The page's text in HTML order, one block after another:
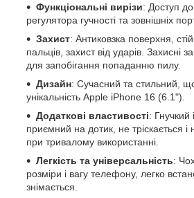
Функціональні вирізи: Доступ
регулятора гучності та зовнішніх
Захист: Антиковзка поверхня,
пальців, захист від ударів. Захисні
для запобігання попаданню пилу.
Дизайн: Сучасний та стильний,
унікальність Apple iPhone 16 (6.1").
Додаткові властивості: Гнучкий
приємний на дотик, не тріскається і
при тривалому використанні.
Легкість та універсальність:
розміри і вагу телефону, легко
знімається.